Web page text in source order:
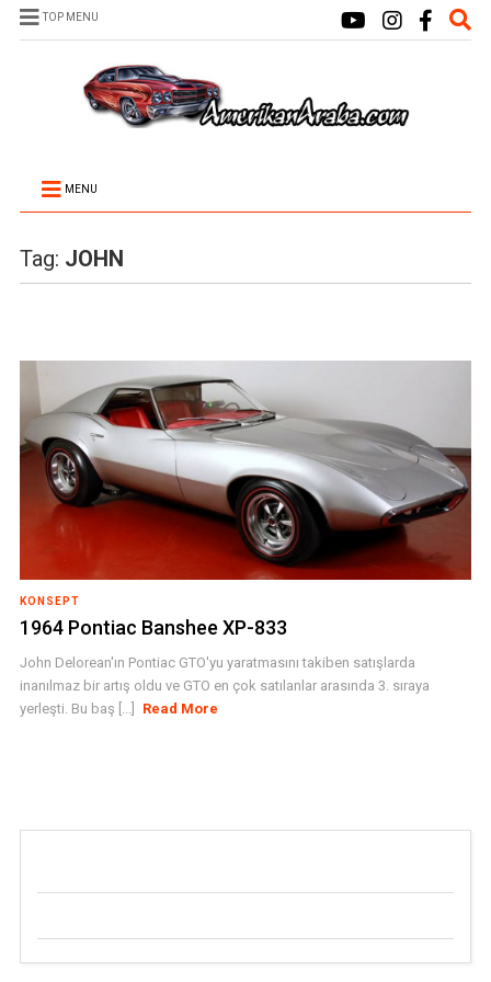
TOP MENU
MENU
Tag: JOHN
KONSEPT
1964 Pontiac Banshee XP-833
John Delorean'ın Pontiac GTO'yu yaratmasını takiben satışlarda
inanılmaz bir artış oldu ve GTO en çok satılanlar arasında 3. sıraya
yerleşti. Bu baş [...]
Read More